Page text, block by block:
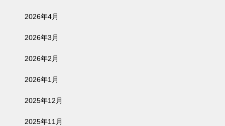
2026年4月
2026年3月
2026年2月
2026年1月
2025年12月
2025年11月